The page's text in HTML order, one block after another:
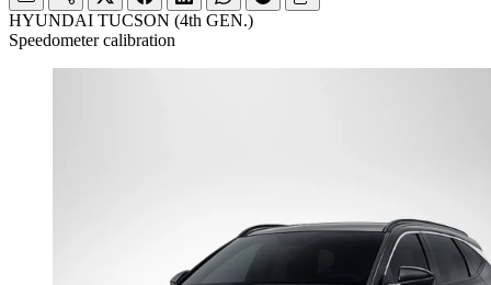
HYUNDAI TUCSON (4th GEN.)
Speedometer calibration